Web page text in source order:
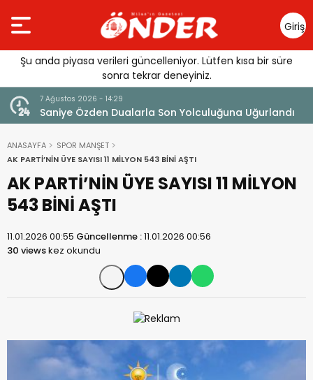
Giriş
Yap
Şu anda piyasa verileri güncelleniyor. Lütfen kısa bir süre
sonra tekrar deneyiniz.
7 Ağustos 2026 - 14:29
Saniye Özden Dualarla Son Yolculuğuna Uğurlandı
ANASAYFA
SPOR MANŞET
AK PARTİ’NİN ÜYE SAYISI 11 MİLYON 543 BİNİ AŞTI
AK PARTİ’NİN ÜYE SAYISI 11 MİLYON
543 BİNİ AŞTI
11.01.2026 00:55 Güncellenme :11.01.2026 00:56
30 viewskez okundu